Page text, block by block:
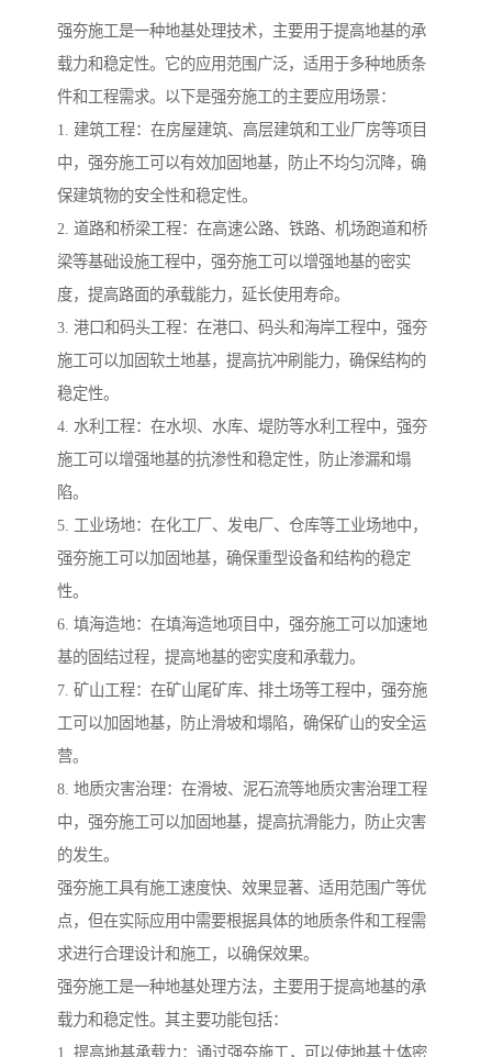
强夯施工是一种地基处理技术，主要用于提高地基的承
载力和稳定性。它的应用范围广泛，适用于多种地质条
件和工程需求。以下是强夯施工的主要应用场景：
1. 建筑工程：在房屋建筑、高层建筑和工业厂房等项目
中，强夯施工可以有效加固地基，防止不均匀沉降，确
保建筑物的安全性和稳定性。
2. 道路和桥梁工程：在高速公路、铁路、机场跑道和桥
梁等基础设施工程中，强夯施工可以增强地基的密实
度，提高路面的承载能力，延长使用寿命。
3. 港口和码头工程：在港口、码头和海岸工程中，强夯
施工可以加固软土地基，提高抗冲刷能力，确保结构的
稳定性。
4. 水利工程：在水坝、水库、堤防等水利工程中，强夯
施工可以增强地基的抗渗性和稳定性，防止渗漏和塌
陷。
5. 工业场地：在化工厂、发电厂、仓库等工业场地中，
强夯施工可以加固地基，确保重型设备和结构的稳定
性。
6. 填海造地：在填海造地项目中，强夯施工可以加速地
基的固结过程，提高地基的密实度和承载力。
7. 矿山工程：在矿山尾矿库、排土场等工程中，强夯施
工可以加固地基，防止滑坡和塌陷，确保矿山的安全运
营。
8. 地质灾害治理：在滑坡、泥石流等地质灾害治理工程
中，强夯施工可以加固地基，提高抗滑能力，防止灾害
的发生。
强夯施工具有施工速度快、效果显著、适用范围广等优
点，但在实际应用中需要根据具体的地质条件和工程需
求进行合理设计和施工，以确保效果。
强夯施工是一种地基处理方法，主要用于提高地基的承
载力和稳定性。其主要功能包括：
1. 提高地基承载力：通过强夯施工，可以使地基土体密